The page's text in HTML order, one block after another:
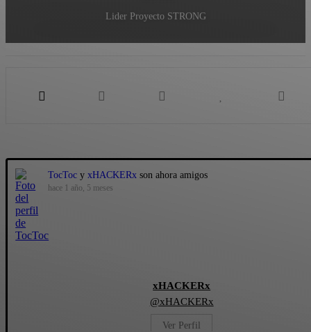
Lider Proyecto STRONG
TocToc yxHACKERx son ahora amigos
hace 1 año, 5 meses
xHACKERx
@xHACKERx
Ver Perfil